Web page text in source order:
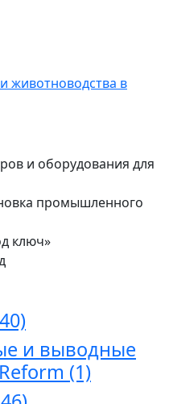
и оборудования для
промышленного
ключ»
и выводные
(1)